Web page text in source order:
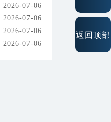
2026-07-06
2026-07-06
2026-07-06
2026-07-06
返回顶部